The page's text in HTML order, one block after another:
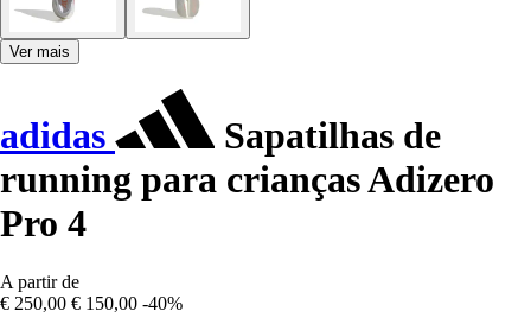
Ver mais
adidas
Sapatilhas de
running para crianças Adizero
Pro 4
A partir de
€ 250,00 € 150,00 -40%